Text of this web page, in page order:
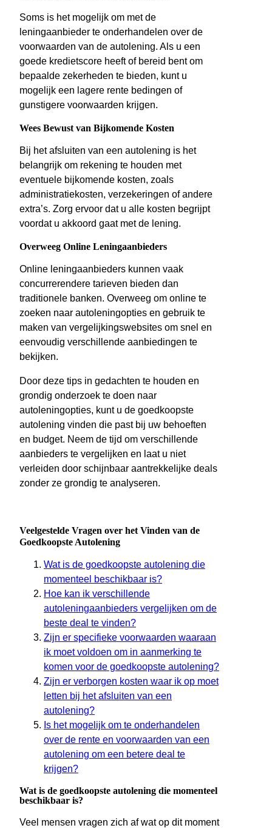
Soms is het mogelijk om met de
leningaanbieder te onderhandelen over de
voorwaarden van de autolening. Als u een
goede kredietscore heeft of bereid bent om
bepaalde zekerheden te bieden, kunt u
mogelijk een lagere rente bedingen of
gunstigere voorwaarden krijgen.
Wees Bewust van Bijkomende Kosten
Bij het afsluiten van een autolening is het
belangrijk om rekening te houden met
eventuele bijkomende kosten, zoals
administratiekosten, verzekeringen of andere
extra’s. Zorg ervoor dat u alle kosten begrijpt
voordat u akkoord gaat met de lening.
Overweeg Online Leningaanbieders
Online leningaanbieders kunnen vaak
concurrerendere tarieven bieden dan
traditionele banken. Overweeg om online te
zoeken naar autoleningopties en gebruik te
maken van vergelijkingswebsites om snel en
eenvoudig verschillende aanbiedingen te
bekijken.
Door deze tips in gedachten te houden en
grondig onderzoek te doen naar
autoleningopties, kunt u de goedkoopste
autolening vinden die past bij uw behoeften
en budget. Neem de tijd om verschillende
aanbieders te vergelijken en laat u niet
verleiden door schijnbaar aantrekkelijke deals
zonder ze grondig te analyseren.
Veelgestelde Vragen over het Vinden van de
Goedkoopste Autolening
Wat is de goedkoopste autolening die
momenteel beschikbaar is?
Hoe kan ik verschillende
autoleningaanbieders vergelijken om de
beste deal te vinden?
Zijn er specifieke voorwaarden waaraan
ik moet voldoen om in aanmerking te
komen voor de goedkoopste autolening?
Zijn er verborgen kosten waar ik op moet
letten bij het afsluiten van een
autolening?
Is het mogelijk om te onderhandelen
over de rente en voorwaarden van een
autolening om een betere deal te
krijgen?
Wat is de goedkoopste autolening die momenteel
beschikbaar is?
Veel mensen vragen zich af wat op dit moment